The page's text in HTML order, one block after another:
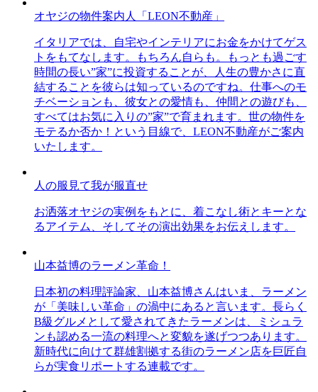
オヤジの物件案内人「LEON不動産」
イタリアでは、自宅やインテリアにお金をかけてゲス
トをもてなします。もちろん自らも。もっとも過ごす
時間の長い”家”に投資することが、人生の豊かさに直
結することを彼らは知っているのですね。仕事へのモ
チベーションも、彼女との愛情も、仲間との遊びも、
すべてはお気に入りの”家”で育まれます。世の物件を
モテるか否か！という目線で、LEON不動産がご案内
いたします。
人の服見て我が服直せ
お洒落オヤジの実例をもとに、着こなし術とキーとな
るアイテム、そしてその演出効果をお伝えします。
山本益博のラーメン革命！
日本初の料理評論家、山本益博さんはいま、ラーメン
が「美味しい革命」の渦中にあると言います。長らく
B級グルメとして愛されてきたラーメンは、ミシュラ
ンも認める一流の料理へと変貌を遂げつつあります。
新時代に向けて群雄割拠する街のラーメン店を巨匠自
らが実食リポートする連載です。